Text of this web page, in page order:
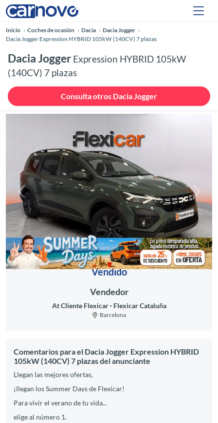
Inicio Coches de ocasión Dacia
Dacia Jogger
Dacia Jogger Expression HYBRID 105kW (140CV) 7 plazas
Dacia Jogger Expression HYBRID 105kW
(140CV) 7 plazas
Consulta otros Dacia Jogger
Anterior
Vendido
Vendedor
At Cliente Flexicar Flexicar Cataluña
Barcelona
Comentarios para el Dacia Jogger Expression HYBRID
105kW (140CV) 7 plazas del anunciante
Llegan las mejores ofertas,
¡llegan los Summer Days de Flexicar!
Para vivir el verano de tu vida...
elige al número 1.